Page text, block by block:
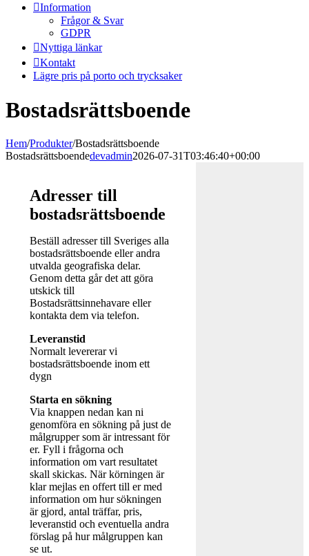
Information
Frågor & Svar
GDPR
Nyttiga länkar
Kontakt
Lägre pris på porto och trycksaker
Bostadsrättsboende
Hem/Produkter/Bostadsrättsboende
Bostadsrättsboendedevadmin2026-07-31T03:46:40+00:00
Adresser till
bostadsrättsboende
Beställ adresser till Sveriges alla
bostadsrättsboende eller andra
utvalda geografiska delar.
Genom detta går det att göra
utskick till
Bostadsrättsinnehavare eller
kontakta dem via telefon.
Leveranstid
Normalt levererar vi
bostadsrättsboende inom ett
dygn
Starta en sökning
Via knappen nedan kan ni
genomföra en sökning på just de
målgrupper som är intressant för
er. Fyll i frågorna och
information om vart resultatet
skall skickas. När körningen är
klar mejlas en offert till er med
information om hur sökningen
är gjord, antal träffar, pris,
leveranstid och eventuella andra
förslag på hur målgruppen kan
se ut.